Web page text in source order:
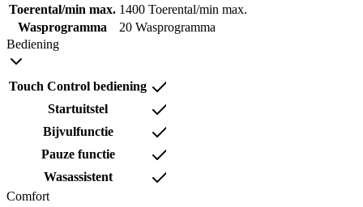
Toerental/min max. 1400 Toerental/min max.
Wasprogramma
20 Wasprogramma
Bediening
Touch Control bediening
Startuitstel
Bijvulfunctie
Pauze functie
Wasassistent
Comfort